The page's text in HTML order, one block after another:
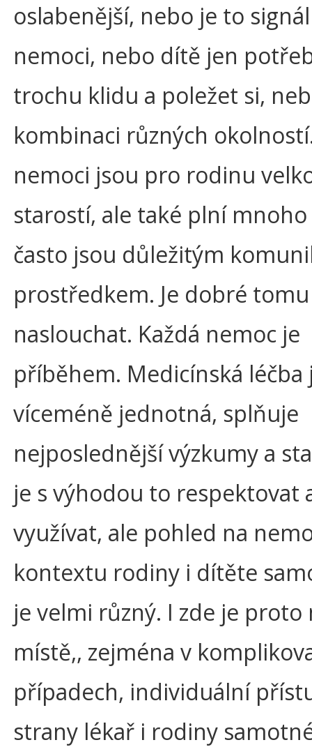
oslabenější, nebo je to
nemoci, nebo dítě jen
trochu klidu a poležet si,
kombinaci různých
nemoci jsou pro rodinu
starostí, ale také plní
často jsou důležitým
prostředkem. Je dobré tomu
naslouchat. Každá nemoc je
příběhem. Medicínská léčba
víceméně jednotná, splňuje
nejposlednější výzkumy a
je s výhodou to respektovat
využívat, ale pohled na
kontextu rodiny i dítěte
je velmi různý. I zde je proto
místě,, zejména v
případech, individuální
strany lékař i rodiny